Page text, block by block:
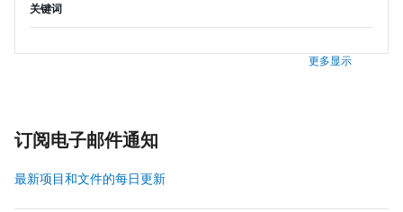
关键词
更多显示
订阅电子邮件通知
最新项目和文件的每日更新